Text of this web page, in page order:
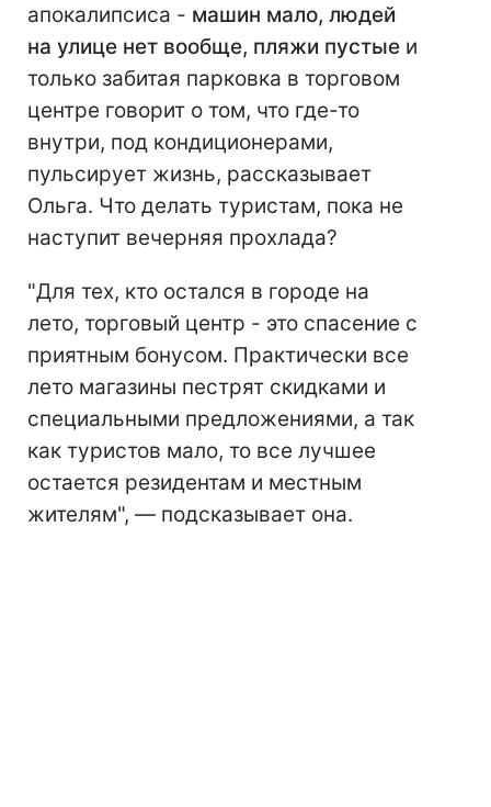
апокалипсиса - машин мало, людей
на улице нет вообще, пляжи пустые и
только забитая парковка в торговом
центре говорит о том, что где-то
внутри, под кондиционерами,
пульсирует жизнь, рассказывает
Ольга. Что делать туристам, пока не
наступит вечерняя прохлада?
"Для тех, кто остался в городе на
лето, торговый центр - это спасение с
приятным бонусом. Практически все
лето магазины пестрят скидками и
специальными предложениями, а так
как туристов мало, то все лучшее
остается резидентам и местным
жителям", — подсказывает она.